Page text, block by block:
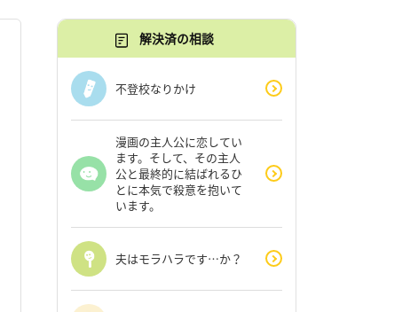
解決済の相談
不登校なりかけ
漫画の主人公に恋してい
ます。そして、その主人
公と最終的に結ばれるひ
とに本気で殺意を抱いて
います。
夫はモラハラです…か？